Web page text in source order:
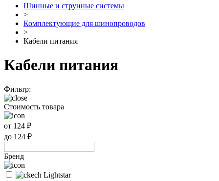
Шинные и струнные системы
>
Комплектующие для шинопроводов
>
Кабели питания
Кабели питания
Фильтр:
Стоимость товара
от 124 ₽
до 124 ₽
Бренд
Lightstar